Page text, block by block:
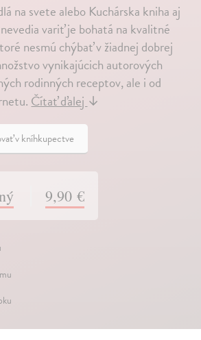
na svete alebo Kuchárska kniha aj
variť je bohatá na kvalitné
nesmú chýbať v žiadnej dobrej
vynikajúcich autorových
rodinných receptov, ale i od
Čítať ďalej↓
v kníhkupectve
9,90 €